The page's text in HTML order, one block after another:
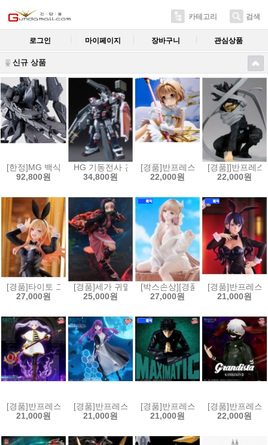
카테고리 검색
로그인 마이페이지 장바구니 관심상품
신규 상품
[한정]MG 백식 크래쉬 괴[4573102556288]
92,800원
HG 기동전사 건담 썬더볼트 1/144 풀아머 건담
34,800원
[경품]반프레스토 카드캡터 사쿠
22,000원
[경품]]반프레
22,000원
[경품]타이토 그 비스크 돌은 사랑을 한다 T-most 피규어 키타가와 마
27,000원
[경품]세가 귀멸의 칼날 Xross Link 피규어 카마도
25,000원
[박스손상][경품]후류 누들스토퍼
27,000원
[경품]반프레스
21,000원
[경품]반프레스토 장송의 프리렌 EFFECTREME - 프리렌
21,000원
[경품]반프레스토 장송의 프리렌 EFFECTREME 페
21,000원
[경품]반프레스토 주술회전
21,000원
[경품]반프레스
22,000원